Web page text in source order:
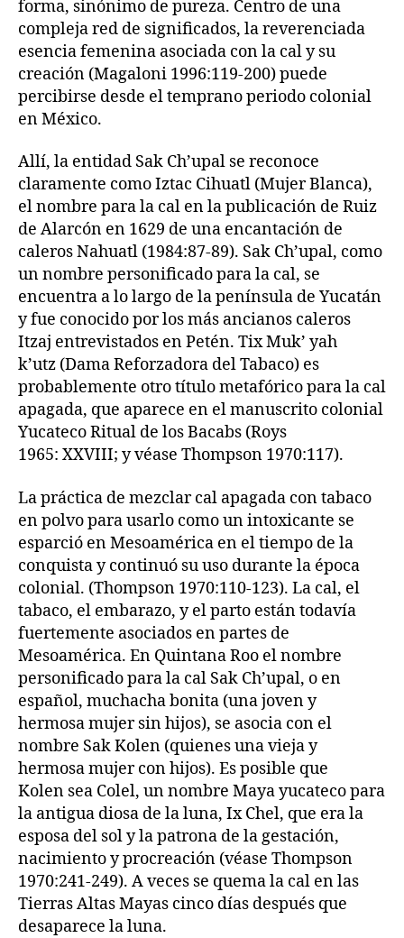
forma, sinónimo de pureza. Centro de una
compleja red de significados, la reverenciada
esencia femenina asociada con la cal y su
creación (Magaloni 1996:119-200) puede
percibirse desde el temprano periodo colonial
en México.
Allí, la entidad Sak Ch’upal se reconoce
claramente como Iztac Cihuatl (Mujer Blanca),
el nombre para la cal en la publicación de Ruiz
de Alarcón en 1629 de una encantación de
caleros Nahuatl (1984:87-89). Sak Ch’upal, como
un nombre personificado para la cal, se
encuentra a lo largo de la península de Yucatán
y fue conocido por los más ancianos caleros
Itzaj entrevistados en Petén. Tix Muk’ yah
k’utz (Dama Reforzadora del Tabaco) es
probablemente otro título metafórico para la cal
apagada, que aparece en el manuscrito colonial
Yucateco Ritual de los Bacabs (Roys
1965: XXVIII; y véase Thompson 1970:117).
La práctica de mezclar cal apagada con tabaco
en polvo para usarlo como un intoxicante se
esparció en Mesoamérica en el tiempo de la
conquista y continuó su uso durante la época
colonial. (Thompson 1970:110-123). La cal, el
tabaco, el embarazo, y el parto están todavía
fuertemente asociados en partes de
Mesoamérica. En Quintana Roo el nombre
personificado para la cal Sak Ch’upal, o en
español, muchacha bonita (una joven y
hermosa mujer sin hijos), se asocia con el
nombre Sak Kolen (quienes una vieja y
hermosa mujer con hijos). Es posible que
Kolen sea Colel, un nombre Maya yucateco para
la antigua diosa de la luna, Ix Chel, que era la
esposa del sol y la patrona de la gestación,
nacimiento y procreación (véase Thompson
1970:241-249). A veces se quema la cal en las
Tierras Altas Mayas cinco días después que
desaparece la luna.